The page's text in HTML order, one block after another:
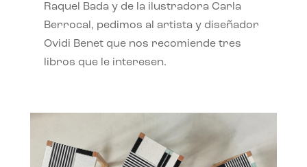
Raquel Bada y de la ilustradora Carla
Berrocal, pedimos al artista y diseñador
Ovidi Benet que nos recomiende tres
libros que le interesen.